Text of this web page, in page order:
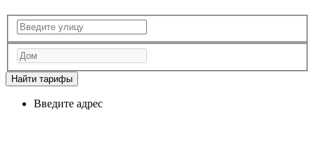
Найти тарифы
Введите адрес